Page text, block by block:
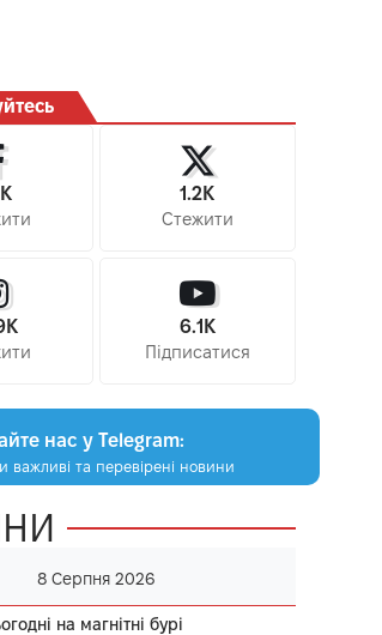
1.2K
Стежити
6.1K
Підписатися
нас у Telegram:
важливі та перевірені новини
8 Серпня 2026
на магнітні бурі